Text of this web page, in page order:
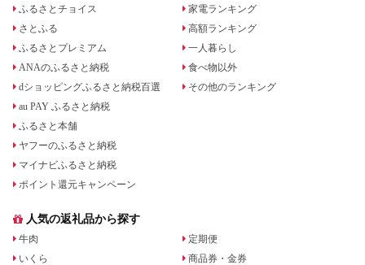
ふるさとチョイス
さとふる
ふるさとプレミアム
ANAのふるさと納税
dショッピングふるさと納税百選
au PAY ふるさと納税
ふるさと本舗
ヤフーのふるさと納税
マイナビふるさと納税
ポイント還元キャンペーン
家電ランキング
高額ランキング
一人暮らし
食べ物以外
その他のランキング
人気の返礼品から探す
牛肉
いくら
定期便
商品券・金券